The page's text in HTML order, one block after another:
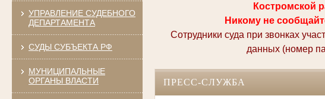
УПРАВЛЕНИЕ СУДЕБНОГО
ДЕПАРТАМЕНТА
СУДЫ СУБЪЕКТА РФ
МУНИЦИПАЛЬНЫЕ
ОРГАНЫ ВЛАСТИ
Костромской
Никому не
Сотрудники суда при звонках
данных (номер
ПРЕСС-СЛУЖБА